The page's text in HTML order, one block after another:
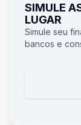
SIMULE
LUGAR
Simule seu
bancos e